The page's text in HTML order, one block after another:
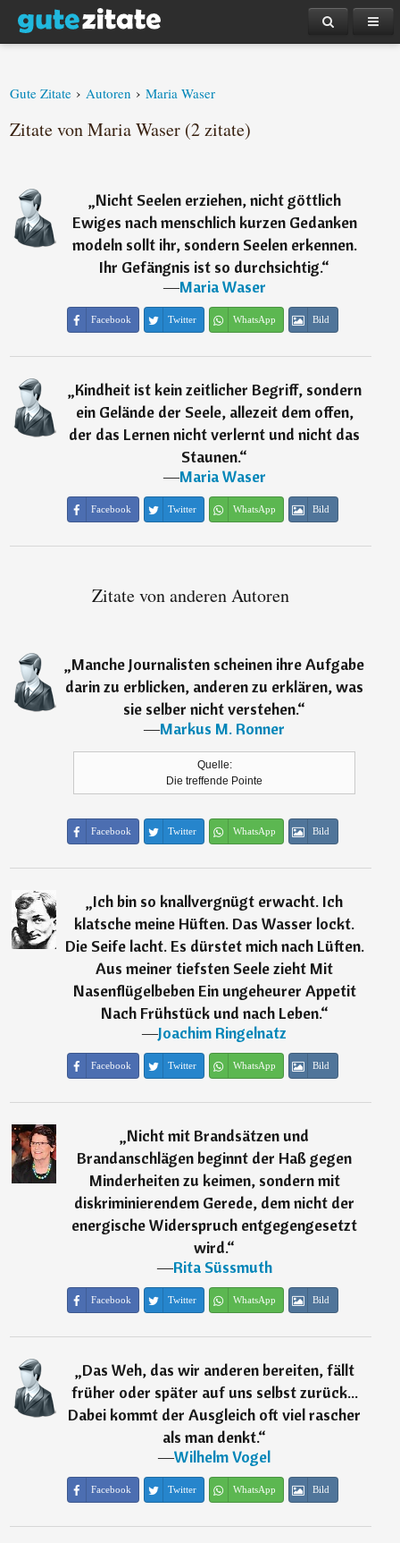
Gute Zitate › Autoren › Maria Waser
Zitate von Maria Waser (2 zitate)
„Nicht Seelen erziehen, nicht göttlich
Ewiges nach menschlich kurzen Gedanken
modeln sollt ihr, sondern Seelen erkennen.
Ihr Gefängnis ist so durchsichtig.“
―Maria Waser
Facebook Twitter WhatsApp Bild
„Kindheit ist kein zeitlicher Begriff, sondern
ein Gelände der Seele, allezeit dem offen,
der das Lernen nicht verlernt und nicht das
Staunen.“
―Maria Waser
Facebook Twitter WhatsApp Bild
Zitate von anderen Autoren
„Manche Journalisten scheinen ihre Aufgabe
darin zu erblicken, anderen zu erklären, was
sie selber nicht verstehen.“
―Markus M. Ronner
Quelle:
Die treffende Pointe
Facebook Twitter WhatsApp Bild
„Ich bin so knallvergnügt erwacht. Ich
klatsche meine Hüften. Das Wasser lockt.
Die Seife lacht. Es dürstet mich nach Lüften.
Aus meiner tiefsten Seele zieht Mit
Nasenflügelbeben Ein ungeheurer Appetit
Nach Frühstück und nach Leben.“
―Joachim Ringelnatz
Facebook Twitter WhatsApp Bild
„Nicht mit Brandsätzen und
Brandanschlägen beginnt der Haß gegen
Minderheiten zu keimen, sondern mit
diskriminierendem Gerede, dem nicht der
energische Widerspruch entgegengesetzt
wird.“
―Rita Süssmuth
Facebook Twitter WhatsApp Bild
„Das Weh, das wir anderen bereiten, fällt
früher oder später auf uns selbst zurück...
Dabei kommt der Ausgleich oft viel rascher
als man denkt.“
―Wilhelm Vogel
Facebook Twitter WhatsApp Bild